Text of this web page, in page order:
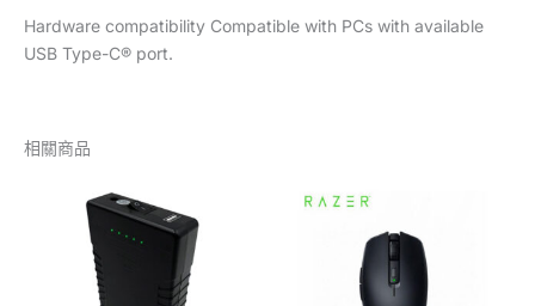
Hardware compatibility Compatible with PCs with available
USB Type-C® port.
相關商品
範
圍：
NT$1,350
到
NT$1,890